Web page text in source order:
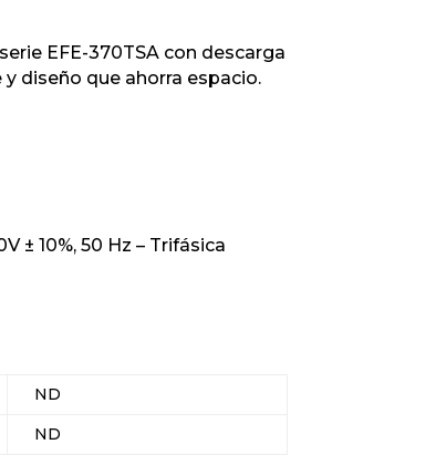
EFE-370TSA con descarga
diseño que ahorra espacio.
± 10%, 50 Hz – Trifásica
ND
ND